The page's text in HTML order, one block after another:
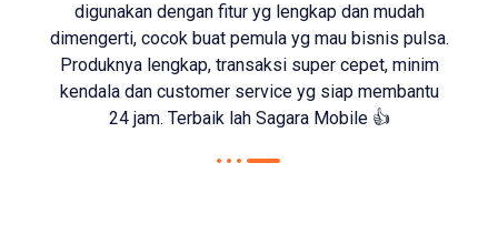
digunakan dengan fitur yg lengkap dan mudah
dimengerti, cocok buat pemula yg mau bisnis pulsa.
Produknya lengkap, transaksi super cepet, minim
kendala dan customer service yg siap membantu
24 jam. Terbaik lah Sagara Mobile 👍